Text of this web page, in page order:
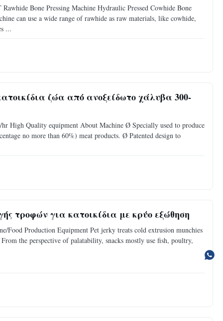
Bone Pressing Machine Hydraulic Pressed Cowhide Bone
can use a wide range of rawhide as raw materials, like cowhide,
...
ζώα από ανοξείδωτο χάλυβα 300-
High Quality equipment About Machine Ø Specially used to produce
no more than 60%) meat products. Ø Patented design to
τροφών για κατοικίδια με κρύο εξώθηση
Food Production Equipment Pet jerky treats cold extrusion munchies
the perspective of palatability, snacks mostly use fish, poultry,